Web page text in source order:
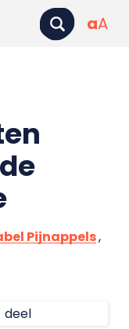
aA
Pijnappels,
deel